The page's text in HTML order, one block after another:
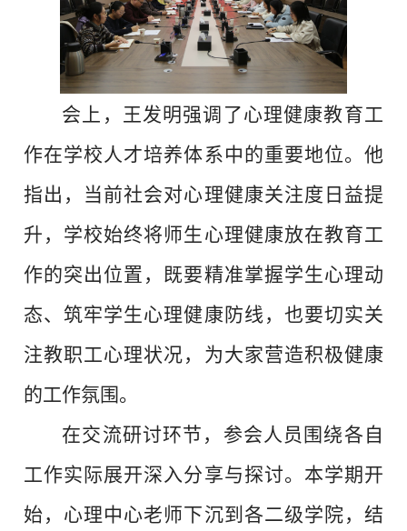
会上，王发明强调了心理健康教育工
作在学校人才培养体系中的重要地位。他
指出，当前社会对心理健康关注度日益提
升，学校始终将师生心理健康放在教育工
作的突出位置，既要精准掌握学生心理动
态、筑牢学生心理健康防线，也要切实关
注教职工心理状况，为大家营造积极健康
的工作氛围。
在交流研讨环节，参会人员围绕各自
工作实际展开深入分享与探讨。本学期开
始，心理中心老师下沉到各二级学院，结